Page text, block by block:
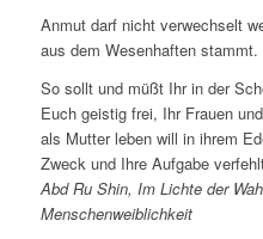
Anmut darf nicht verwechselt
aus dem Wesenhaften stammt.
So sollt und müßt Ihr in der
Euch geistig frei, Ihr Frauen
als Mutter leben will in ihrem
Zweck und Ihre Aufgabe
Abd Ru Shin, Im Lichte der
Menschenweiblichkeit